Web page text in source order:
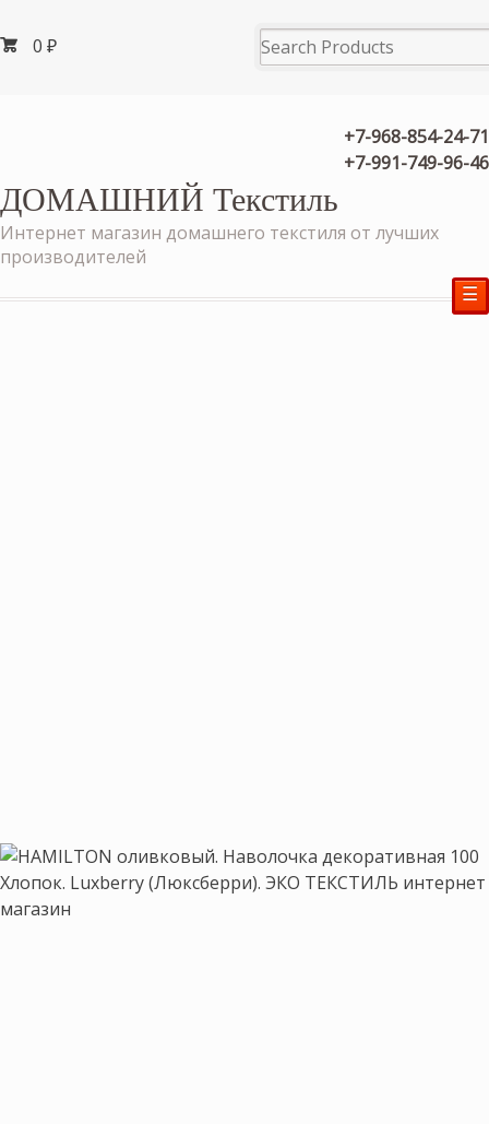
0 ₽
+7-968-854-24-71
+7-991-749-96-46
ДОМАШНИЙ Текстиль
Интернет магазин домашнего текстиля от лучших
производителей
☰